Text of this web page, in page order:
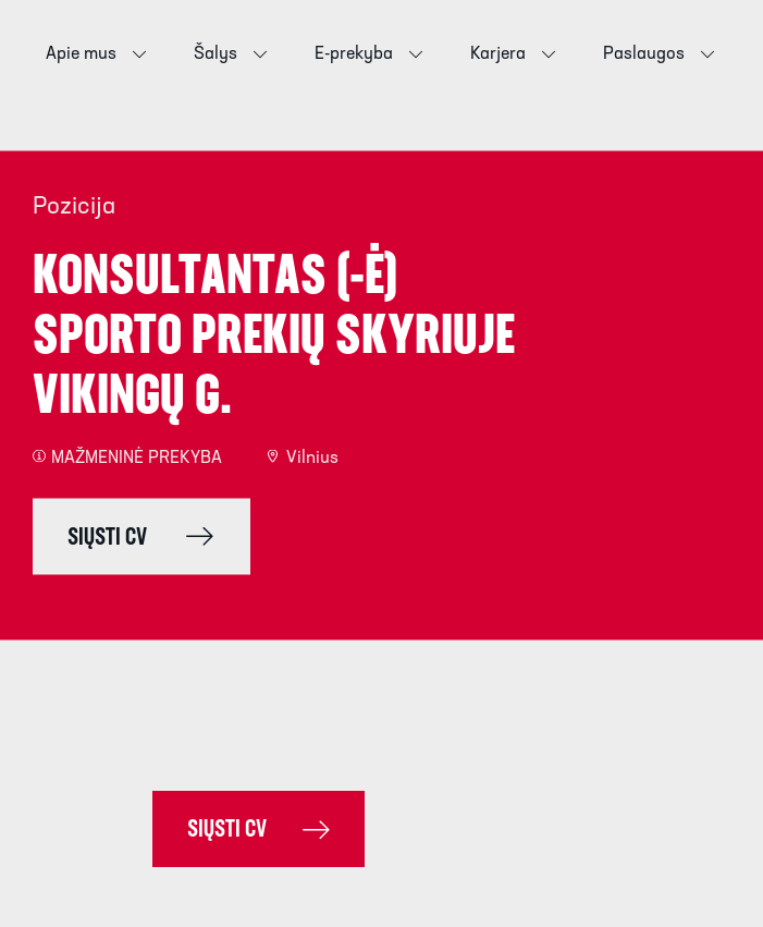
Apie mus Šalys E-prekyba Karjera Paslaugos
Pozicija
KONSULTANTAS (-Ė)
SPORTO PREKIŲ SKYRIUJE
VIKINGŲ G.
MAŽMENINĖ PREKYBA Vilnius
SIŲSTI CV
SIŲSTI CV